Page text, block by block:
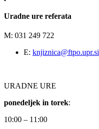
Uradne ure referata
M: 031 249 722
E: knjiznica@ftpo.upr.si
URADNE URE
ponedeljek in torek:
10:00 – 11:00